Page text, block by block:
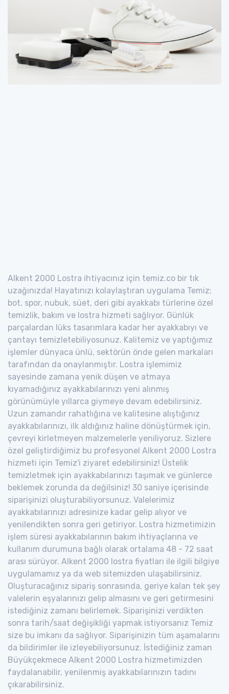
Alkent 2000 Lostra ihtiyacınız için temiz.co bir tık
uzağınızda! Hayatınızı kolaylaştıran uygulama Temiz;
bot, spor, nubuk, süet, deri gibi ayakkabı türlerine özel
temizlik, bakım ve lostra hizmeti sağlıyor. Günlük
parçalardan lüks tasarımlara kadar her ayakkabıyı ve
çantayı temizletebiliyosunuz. Kalitemiz ve yaptığımız
işlemler dünyaca ünlü, sektörün önde gelen markaları
tarafından da onaylanmıştır. Lostra işlemimiz
sayesinde zamana yenik düşen ve atmaya
kıyamadığınız ayakkabılarınızı yeni alınmış
görünümüyle yıllarca giymeye devam edebilirsiniz.
Uzun zamandır rahatlığına ve kalitesine alıştığınız
ayakkabılarınızı, ilk aldığınız haline dönüştürmek için,
çevreyi kirletmeyen malzemelerle yeniliyoruz. Sizlere
özel geliştirdiğimiz bu profesyonel Alkent 2000 Lostra
hizmeti için Temiz'i ziyaret edebilirsiniz! Üstelik
temizletmek için ayakkabılarınızı taşımak ve günlerce
beklemek zorunda da değilsiniz! 30 saniye içerisinde
siparişinizi oluşturabiliyorsunuz. Valelerimiz
ayakkabılarınızı adresinize kadar gelip alıyor ve
yenilendikten sonra geri getiriyor. Lostra hizmetimizin
işlem süresi ayakkabılarının bakım ihtiyaçlarına ve
kullanım durumuna bağlı olarak ortalama 48 - 72 saat
arası sürüyor. Alkent 2000 lostra fiyatları ile ilgili bilgiye
uygulamamız ya da web sitemizden ulaşabilirsiniz.
Oluşturacağınız sipariş sonrasında, geriye kalan tek şey
valelerin eşyalarınızı gelip almasını ve geri getirmesini
istediğiniz zamanı belirlemek. Siparişinizi verdikten
sonra tarih/saat değişikliği yapmak istiyorsanız Temiz
size bu imkanı da sağlıyor. Siparişinizin tüm aşamalarını
da bildirimler ile izleyebiliyorsunuz. İstediğiniz zaman
Büyükçekmece Alkent 2000 Lostra hizmetimizden
faydalanabilir, yenilenmiş ayakkabılarınızın tadını
çıkarabilirsiniz.